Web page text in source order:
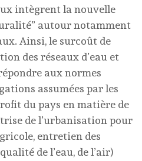
intègrent la nouvelle
autour notamment
Ainsi, le surcoût de
des réseaux d’eau et
aux normes
assumées par les
du pays en matière de
de l’urbanisation pour
entretien des
de l’eau, de l’air)